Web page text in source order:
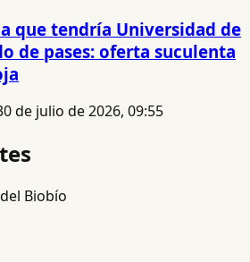
que tendría Universidad de
de pases: oferta suculenta
de julio de 2026, 09:55
Biobío